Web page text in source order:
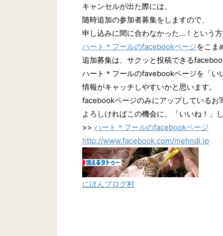
キャンセルが出た際には、
随時追加の参加者募集をしますので、
申し込みに間に合わなかった…！という方
ハート＊フールのfacebookページをこま
追加募集は、サクッと投稿できる
ハート＊フールのfavebookページを「い
情報がキャッチしやすいかと思います。
facebookページのみにアップしているお
よろしければこの機会に、「いいね！」
>> ハート＊フールのfacebookページ
http://www.facebook.com/mehndi.jp
にほんブログ村